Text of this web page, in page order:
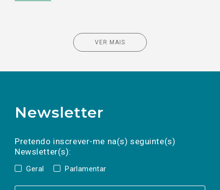
VER MAIS
Newsletter
Pretendo inscrever-me na(s) seguinte(s)
Newsletter(s):
Geral Parlamentar
a(s) newsletter(s).
mail